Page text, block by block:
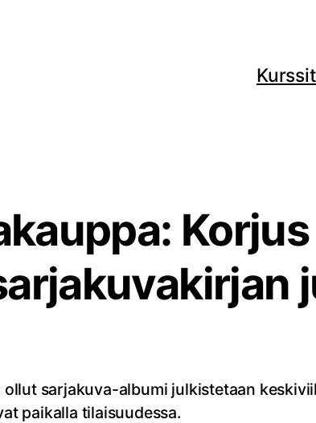
Kurssit
sarjakuva-albumi julkistetaan
paikalla tilaisuudessa.